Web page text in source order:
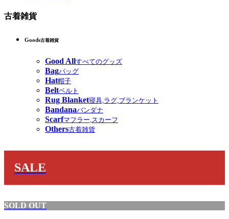
古着雑貨
Goods古着雑貨
Good Allすべてのグッズ
Bagバッグ
Hat帽子
Beltベルト
Rug Blanket寝具,ラグ,ブランケット
Bandanaバンダナ
Scarfマフラー,スカーフ
Others古着雑貨
SALE
SOLD OUT